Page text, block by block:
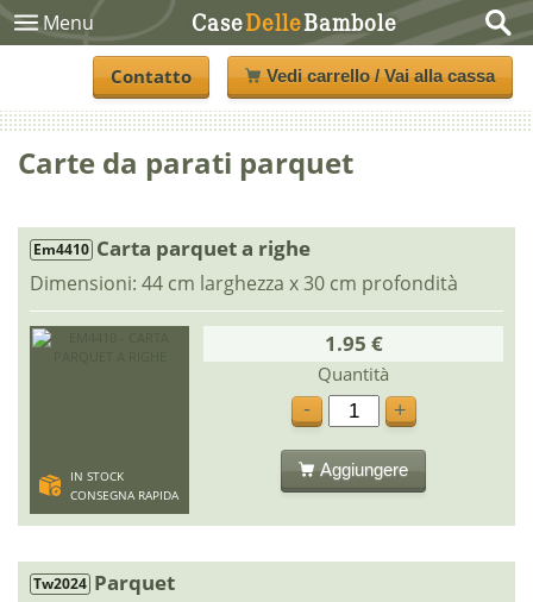
Menu CaseDelleBambole
Contatto Vedi carrello / Vai alla cassa
Carte da parati parquet
Em4410 Carta parquet a righe
Dimensioni: 44 cm larghezza x 30 cm profondità
IN STOCK
CONSEGNA RAPIDA
1.95 €
Quantità
-
+
Aggiungere
Tw2024 Parquet